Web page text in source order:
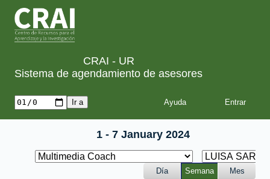
CRAI - UR
Sistema de agendamiento de asesores
Ayuda
1 - 7 January 2024
Día Semana Mes